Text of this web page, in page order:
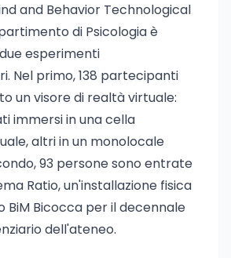
and Behavior Technological
di Psicologia è
esperimenti
Nel primo, 138 partecipanti
un visore di realtà virtuale:
immersi in una cella
altri in un monolocale
93 persone sono entrate
Ratio, un'installazione fisica
BiM Bicocca per il decennale
dell'ateneo.